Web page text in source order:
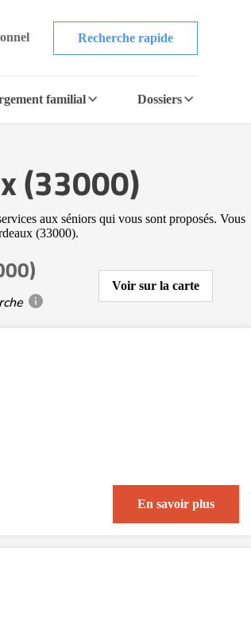
Recherche rapide
familial Dossiers
(33000)
aux séniors qui vous sont proposés. Vous
(33000).
Voir sur la carte
En savoir plus